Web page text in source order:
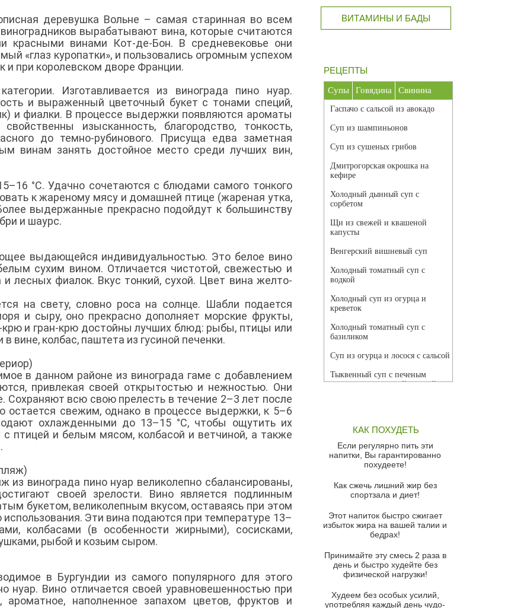
деревушка Вольне – самая старинная во всем
вырабатывают вина, которые считаются
красными винами Кот-де-Бон. В средневековье они
«глаз куропатки», и пользовались огромным успехом
и при королевском дворе Франции.
Изготавливается из винограда пино нуар.
и выраженный цветочный букет с тонами специй,
и фиалки. В процессе выдержки появляются ароматы
изысканность, благородство, тонкость,
до темно-рубинового. Присуща едва заметная
винам занять достойное место среди лучших вин,
°С. Удачно сочетаются с блюдами самого тонкого
к жареному мясу и домашней птице (жареная утка,
выдержанные прекрасно подойдут к большинству
и шаурс.
выдающейся индивидуальностью. Это белое вино
сухим вином. Отличается чистотой, свежестью и
лесных фиалок. Вкус тонкий, сухой. Цвет вина желто-
на свету, словно роса на солнце. Шабли подается
и сыру, оно прекрасно дополняет морские фрукты,
крю и гран-крю достойны лучших блюд: рыбы, птицы или
вине, колбас, паштета из гусиной печенки.
в данном районе из винограда гаме с добавлением
привлекая своей открытостью и нежностью. Они
Сохраняют всю свою прелесть в течение 2–3 лет после
остается свежим, однако в процессе выдержки, к 5–6
охлажденными до 13–15 °С, чтобы ощутить их
птицей и белым мясом, колбасой и ветчиной, а также
из винограда пино нуар великолепно сбалансированы,
своей зрелости. Вино является подлинным
букетом, великолепным вкусом, оставаясь при этом
Эти вина подаются при температуре 13–
колбасами (в особенности жирными), сосисками,
рыбой и козьим сыром.
в Бургундии из самого популярного для этого
нуар. Вино отличается своей уравновешенностью при
наполненное запахом цветов, фруктов и
ВИТАМИНЫ И БАДЫ
РЕЦЕПТЫ
Супы Говядина Свинина
Гаспачо с сальсой из авокадо
Суп из шампиньонов
Суп из сушеных грибов
Дмитрогорская окрошка на
кефире
Холодный дынный суп с
сорбетом
Щи из свежей и квашеной
капусты
Венгерский вишневый суп
Холодный томатный суп с
водкой
Холодный суп из огурца и
креветок
Холодный томатный суп с
базиликом
Суп из огурца и лосося с сальсой
Тыквенный суп с печеным
чесноком и томатной сальсой
красного перца
Парижский луковый суп
Суп из спаржи и горошка с
Суп-крем из цветной капусты
Французский луковый суп
Суп из баклажанов с моцареллой
Грибной крем-суп с кростини с
козьим сыром
Суп мисо с зеленым луком и
тофу
КАК ПОХУДЕТЬ
Если регулярно пить эти
напитки, Вы гарантированно
похудеете!
Как сжечь лишний жир без
спортзала и диет!
Этот напиток быстро сжигает
избыток жира на вашей талии и
бедрах!
Принимайте эту смесь 2 раза в
день и быстро худейте без
физической нагрузки!
Худеем без особых усилий,
употребляя каждый день чудо-